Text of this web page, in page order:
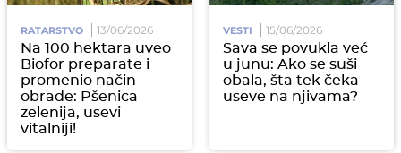
RATARSTVO 13/06/2026
Na 100 hektara uveo
Biofor preparate i
promenio način
obrade: Pšenica
zelenija, usevi
vitalniji!
VESTI 15/06/2026
Sava se povukla već
u junu: Ako se suši
obala, šta tek čeka
useve na njivama?